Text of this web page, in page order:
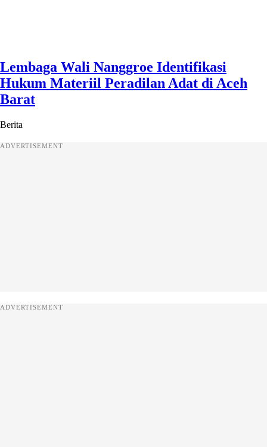
Lembaga Wali Nanggroe Identifikasi
Hukum Materiil Peradilan Adat di Aceh
Barat
Berita
ADVERTISEMENT
ADVERTISEMENT